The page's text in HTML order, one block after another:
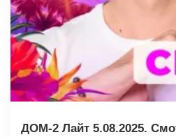
ДОМ-2 Лайт 5.08.2025.